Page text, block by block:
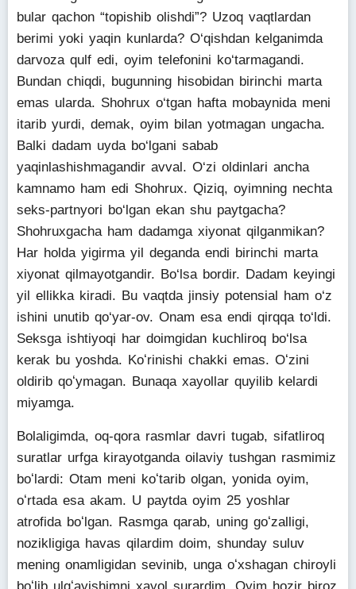
bular qachon “topishib olishdi”? Uzoq vaqtlardan
berimi yoki yaqin kunlarda? O‘qishdan kelganimda
darvoza qulf edi, oyim telefonini ko‘tarmagandi.
Bundan chiqdi, bugunning hisobidan birinchi marta
emas ularda. Shohrux o‘tgan hafta mobaynida meni
itarib yurdi, demak, oyim bilan yotmagan ungacha.
Balki dadam uyda bo‘lgani sabab
yaqinlashishmagandir avval. O‘zi oldinlari ancha
kamnamo ham edi Shohrux. Qiziq, oyimning nechta
seks-partnyori bo‘lgan ekan shu paytgacha?
Shohruxgacha ham dadamga xiyonat qilganmikan?
Har holda yigirma yil deganda endi birinchi marta
xiyonat qilmayotgandir. Bo‘lsa bordir. Dadam keyingi
yil ellikka kiradi. Bu vaqtda jinsiy potensial ham o‘z
ishini unutib qo‘yar-ov. Onam esa endi qirqqa to‘ldi.
Seksga ishtiyoqi har doimgidan kuchliroq bo‘lsa
kerak bu yoshda. Koʻrinishi chakki emas. Oʻzini
oldirib qoʻymagan. Bunaqa xayollar quyilib kelardi
miyamga.
Bolaligimda, oq-qora rasmlar davri tugab, sifatliroq
suratlar urfga kirayotganda oilaviy tushgan rasmimiz
boʻlardi: Otam meni koʻtarib olgan, yonida oyim,
oʻrtada esa akam. U paytda oyim 25 yoshlar
atrofida boʻlgan. Rasmga qarab, uning goʻzalligi,
nozikligiga havas qilardim doim, shunday suluv
mening onamligidan sevinib, unga oʻxshagan chiroyli